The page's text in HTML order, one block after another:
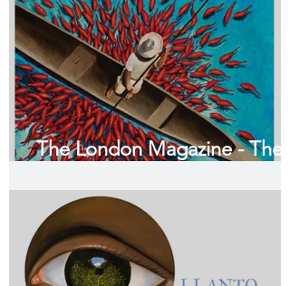
The London Magazine - The